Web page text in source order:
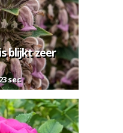
blijkt zeer
sec